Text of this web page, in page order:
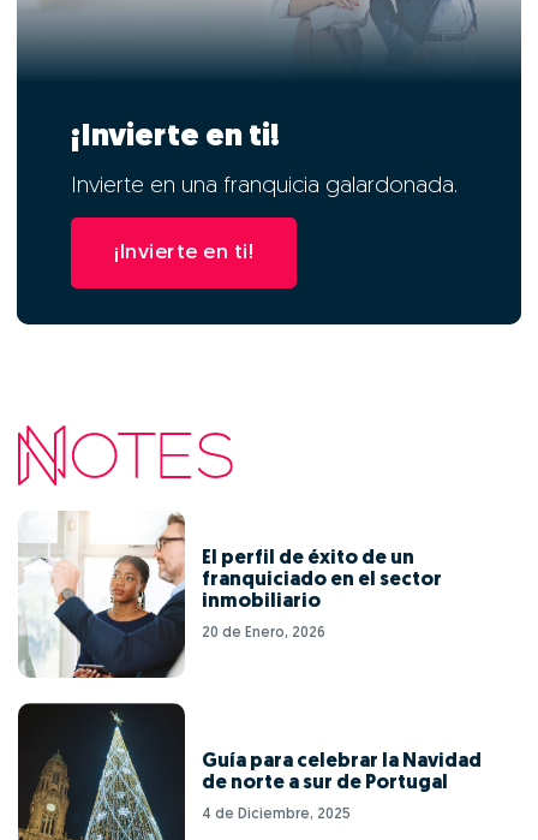
¡Invierte en ti!
Invierte en una franquicia galardonada.
¡Invierte en ti!
El perfil de éxito de un
franquiciado en el sector
inmobiliario
20 de Enero, 2026
Guía para celebrar la Navidad
de norte a sur de Portugal
4 de Diciembre, 2025